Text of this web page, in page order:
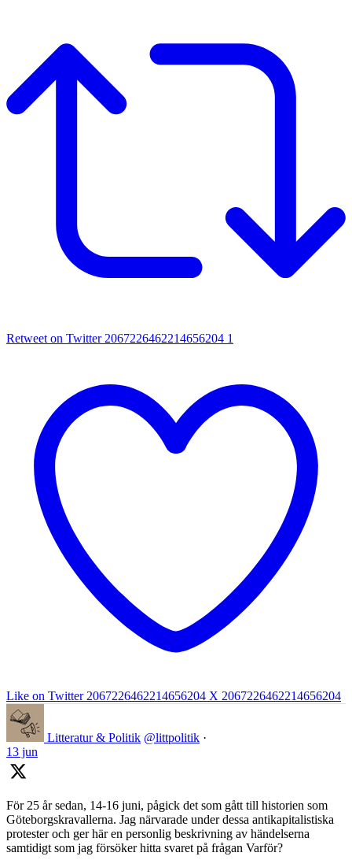
Retweet on Twitter 2067226462214656204 1
Like on Twitter 2067226462214656204 X 2067226462214656204
Litteratur & Politik @littpolitik ·
13 jun
För 25 år sedan, 14-16 juni, pågick det som gått till historien som
Göteborgskravallerna. Jag närvarade under dessa antikapitalistiska
protester och ger här en personlig beskrivning av händelserna
samtidigt som jag försöker hitta svaret på frågan Varför?